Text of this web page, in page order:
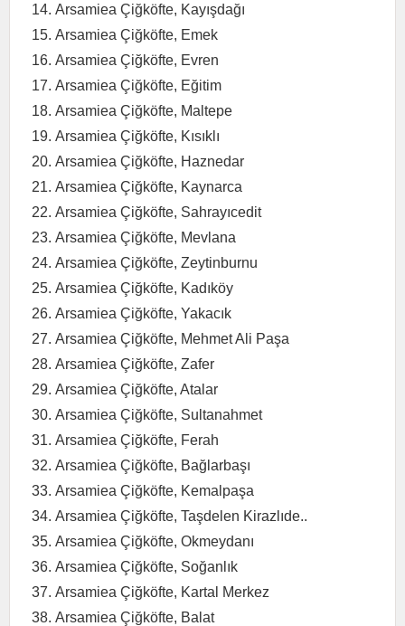
Arsamiea Çiğköfte, Kayışdağı
Arsamiea Çiğköfte, Emek
Arsamiea Çiğköfte, Evren
Arsamiea Çiğköfte, Eğitim
Arsamiea Çiğköfte, Maltepe
Arsamiea Çiğköfte, Kısıklı
Arsamiea Çiğköfte, Haznedar
Arsamiea Çiğköfte, Kaynarca
Arsamiea Çiğköfte, Sahrayıcedit
Arsamiea Çiğköfte, Mevlana
Arsamiea Çiğköfte, Zeytinburnu
Arsamiea Çiğköfte, Kadıköy
Arsamiea Çiğköfte, Yakacık
Arsamiea Çiğköfte, Mehmet Ali Paşa
Arsamiea Çiğköfte, Zafer
Arsamiea Çiğköfte, Atalar
Arsamiea Çiğköfte, Sultanahmet
Arsamiea Çiğköfte, Ferah
Arsamiea Çiğköfte, Bağlarbaşı
Arsamiea Çiğköfte, Kemalpaşa
Arsamiea Çiğköfte, Taşdelen Kirazlıde..
Arsamiea Çiğköfte, Okmeydanı
Arsamiea Çiğköfte, Soğanlık
Arsamiea Çiğköfte, Kartal Merkez
Arsamiea Çiğköfte, Balat